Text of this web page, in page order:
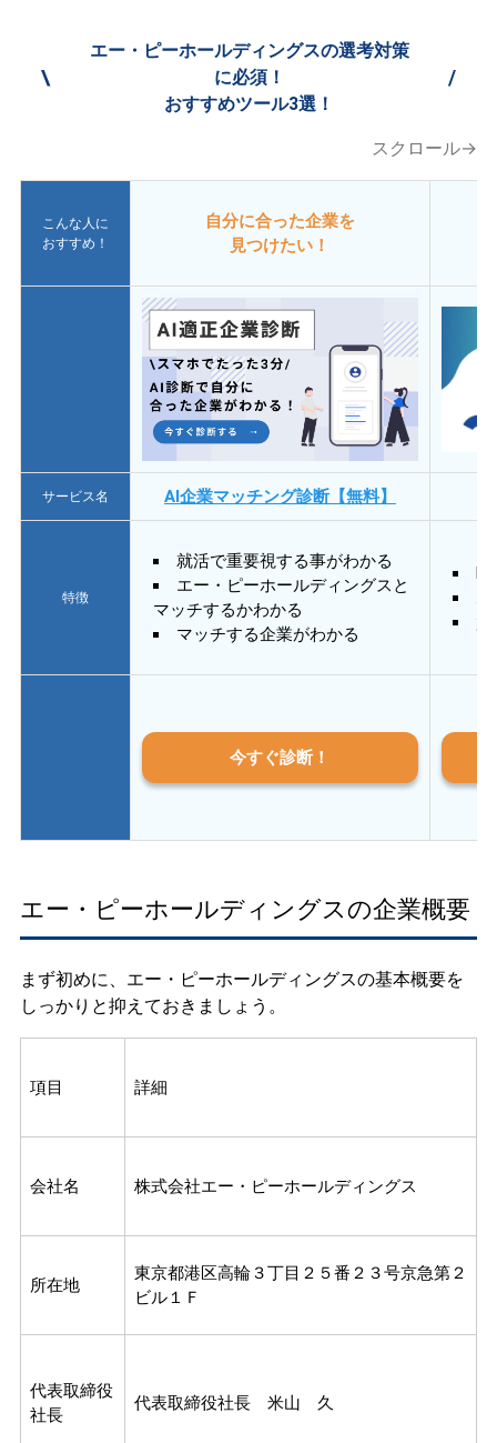
\
エー・ピーホールディングスの選考対策
に必須！
おすすめツール3選！
/
スクロール→
こんな人に
おすすめ！
自分に合った企業を
見つけたい！
サービス名 AI企業マッチング診断【無料】
特徴
就活で重要視する事がわかる
エー・ピーホールディングスと
マッチするかわかる
マッチする企業がわかる
質
今すぐ診断！
エー・ピーホールディングスの企業概要
まず初めに、エー・ピーホールディングスの基本概要を
しっかりと抑えておきましょう。
項目 詳細
会社名 株式会社エー・ピーホールディングス
所在地
東京都港区高輪３丁目２５番２３号京急第２
ビル１Ｆ
代表取締役
社長
代表取締役社長 米山 久